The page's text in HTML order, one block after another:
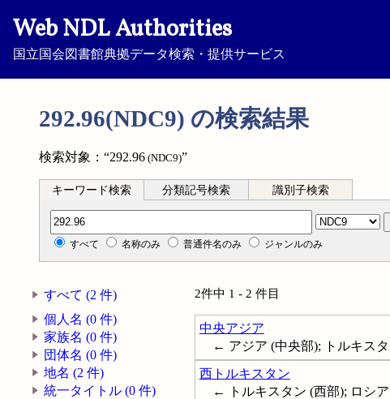
Web NDL Authorities
国立国会図書館典拠データ検索・提供サービス
292.96(NDC9) の検索結果
検索対象：“292.96 (NDC9)”
キーワード検索 分類記号検索 識別子検索
分類記号検索
すべて 名称のみ 普通件名のみ ジャンルのみ
すべて (2 件)
個人名 (0 件)
家族名 (0 件)
団体名 (0 件)
地名 (2 件)
統一タイトル (0 件)
2件中 1 - 2 件目
中央アジア
← アジア (中央部); トルキスタ
西トルキスタン
← トルキスタン (西部); ロシ